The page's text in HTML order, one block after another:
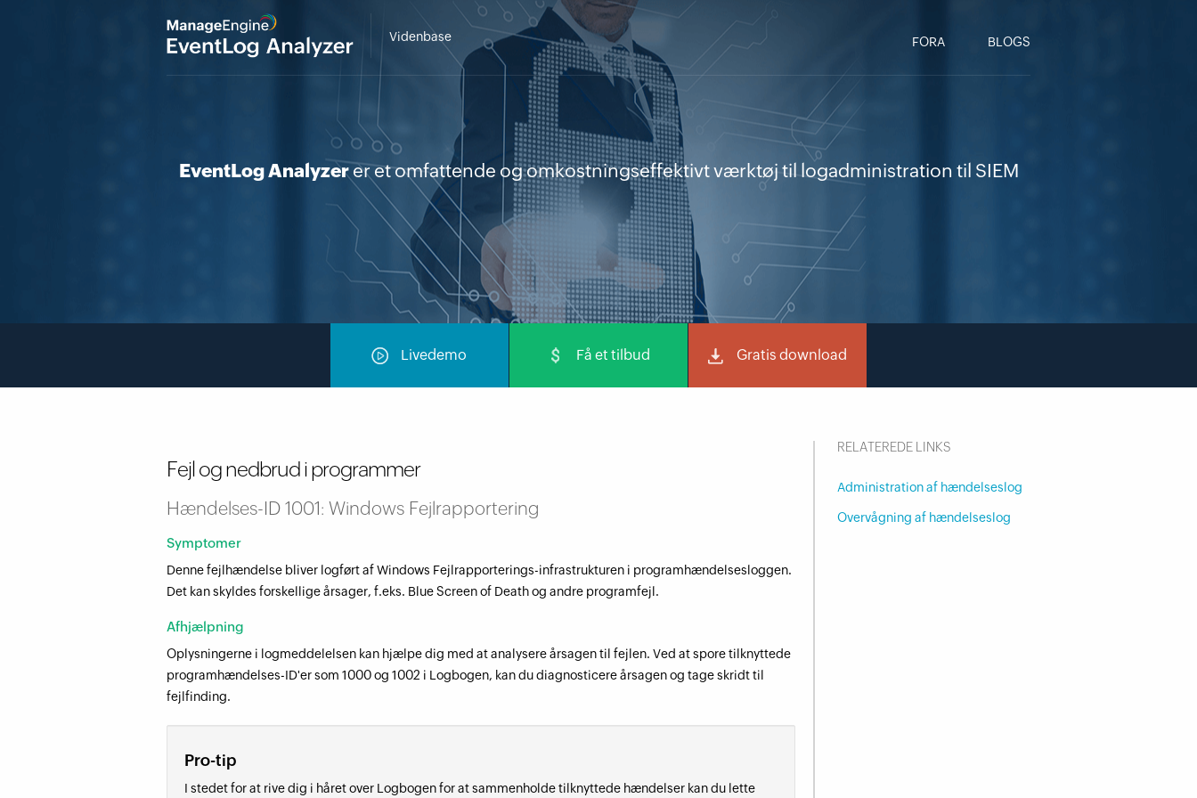
Videnbase FORA BLOGS
EventLog Analyzerer et omfattende og omkostningseffektivt værktøj til logadministration til SIEM
Livedemo Få et tilbud Gratis download
Fejl og nedbrud i programmer
Hændelses-ID 1001: Windows Fejlrapportering
Symptomer
Denne fejlhændelse bliver logført af Windows Fejlrapporterings-infrastrukturen i programhændelsesloggen.
Det kan skyldes forskellige årsager, f.eks. Blue Screen of Death og andre programfejl.
Afhjælpning
Oplysningerne i logmeddelelsen kan hjælpe dig med at analysere årsagen til fejlen. Ved at spore tilknyttede
programhændelses-ID'er som 1000 og 1002 i Logbogen, kan du diagnosticere årsagen og tage skridt til
fejlfinding.
Pro-tip
I stedet for at rive dig i håret over Logbogen for at sammenholde tilknyttede hændelser kan du lette
RELATEREDE LINKS
Administration af hændelseslog
Overvågning af hændelseslog